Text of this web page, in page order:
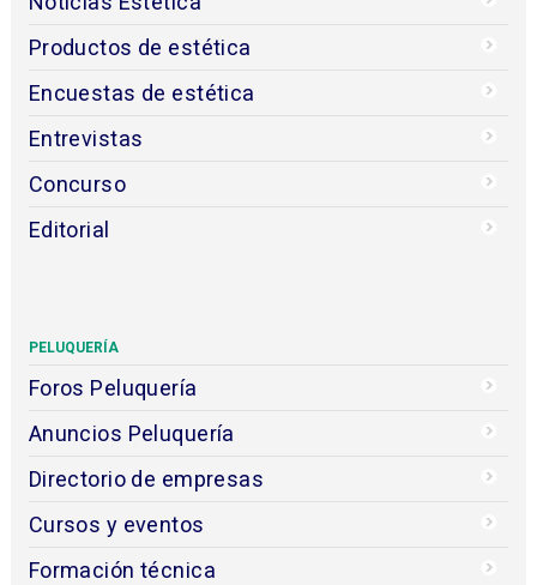
Productos de estética
Encuestas de estética
Entrevistas
Concurso
Editorial
PELUQUERÍA
Foros Peluquería
Anuncios Peluquería
Directorio de empresas
Cursos y eventos
Formación técnica